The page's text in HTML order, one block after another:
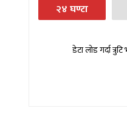
२४ घण्टा
डेटा लोड गर्दा